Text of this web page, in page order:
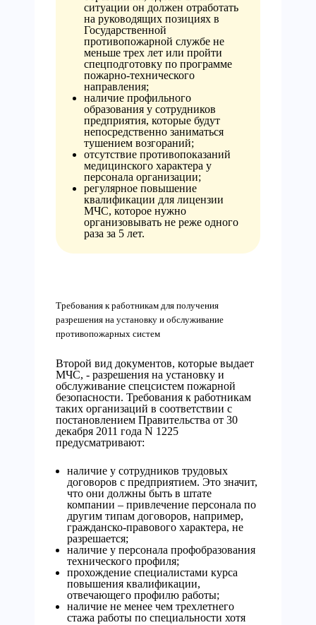
ситуации он должен отработать
на руководящих позициях в
Государственной
противопожарной службе не
меньше трех лет или пройти
спецподготовку по программе
пожарно-технического
направления;
наличие профильного
образования у сотрудников
предприятия, которые будут
непосредственно заниматься
тушением возгораний;
отсутствие противопоказаний
медицинского характера у
персонала организации;
регулярное повышение
квалификации для лицензии
МЧС, которое нужно
организовывать не реже одного
раза за 5 лет.
Требования к работникам для получения
разрешения на установку и обслуживание
противопожарных систем
Второй вид документов, которые выдает
МЧС, - разрешения на установку и
обслуживание спецсистем пожарной
безопасности. Требования к работникам
таких организаций в соответствии с
постановлением Правительства от 30
декабря 2011 года N 1225
предусматривают:
наличие у сотрудников трудовых
договоров с предприятием. Это значит,
что они должны быть в штате
компании – привлечение персонала по
другим типам договоров, например,
гражданско-правового характера, не
разрешается;
наличие у персонала профобразования
технического профиля;
прохождение специалистами курса
повышения квалификации,
отвечающего профилю работы;
наличие не менее чем трехлетнего
стажа работы по специальности хотя